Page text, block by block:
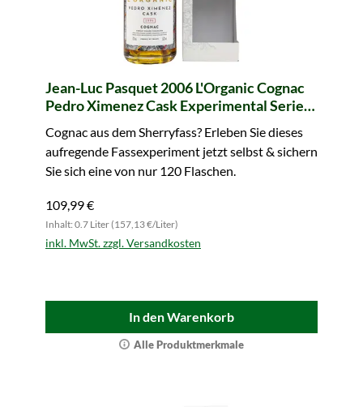
Jean-Luc Pasquet 2006 L'Organic Cognac
Pedro Ximenez Cask Experimental Series
Cognac aus dem Sherryfass? Erleben Sie dieses
aufregende Fassexperiment jetzt selbst & sichern
Sie sich eine von nur 120 Flaschen.
109,99 €
Inhalt: 0.7 Liter (157,13 €/Liter)
inkl. MwSt. zzgl. Versandkosten
In den Warenkorb
Alle Produktmerkmale